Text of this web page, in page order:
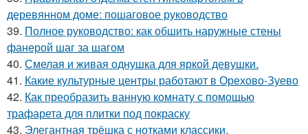
деревянном доме: пошаговое руководство
39. Полное руководство: как обшить наружные стены
фанерой шаг за шагом
40. Смелая и живая однушка для яркой девушки.
41. Какие культурные центры работают в Орехово-Зуево
42. Как преобразить ванную комнату с помощью
трафарета для плитки под покраску
43. Элегантная трёшка с нотками классики.